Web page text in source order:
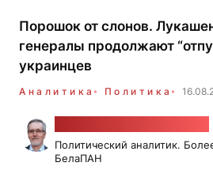
Порошок от слонов.
генералы продолжают
украинцев
Аналитика Политика
Политический аналитик.
БелаПАН